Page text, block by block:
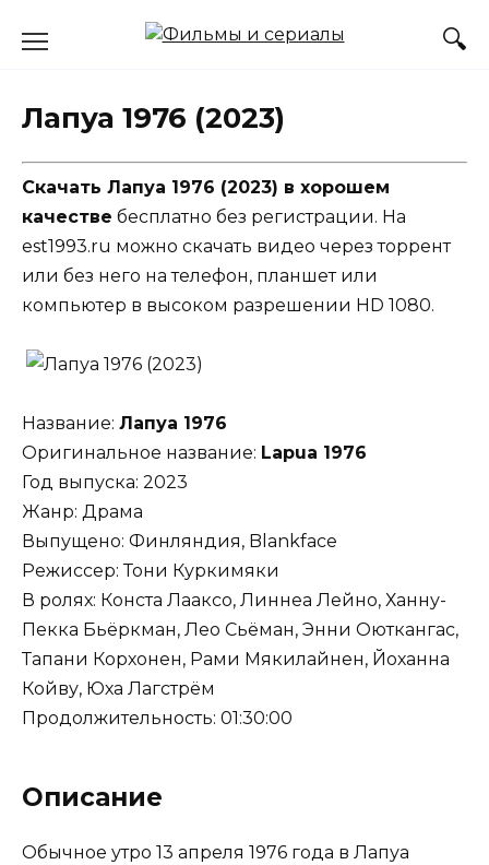
Лапуа 1976 (2023)
Скачать Лапуа 1976 (2023) в хорошем
качестве бесплатно без регистрации. На
est1993.ru можно скачать видео через торрент
или без него на телефон, планшет или
компьютер в высоком разрешении HD 1080.
Название: Лапуа 1976
Оригинальное название: Lapua 1976
Год выпуска: 2023
Жанр: Драма
Выпущено: Финляндия, Blankface
Режиссер: Тони Куркимяки
В ролях: Конста Лааксо, Линнеа Лейно, Ханну-
Пекка Бьёркман, Лео Сьёман, Энни Оюткангас,
Тапани Корхонен, Рами Мякилайнен, Йоханна
Койву, Юха Лагстрём
Продолжительность: 01:30:00
Описание
Обычное утро 13 апреля 1976 года в Лапуа